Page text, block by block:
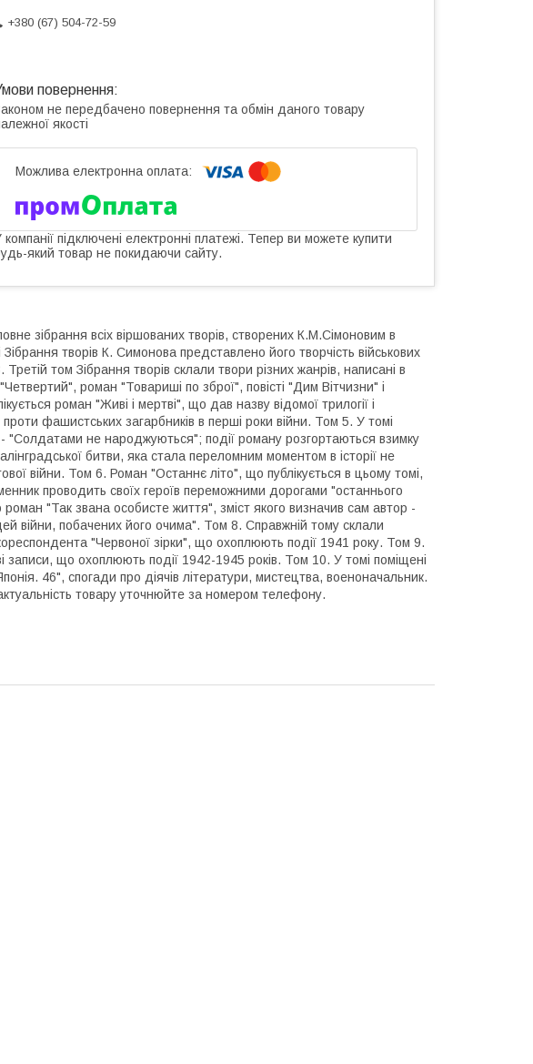
+380 (67) 504-72-59
не передбачено повернення та обмін даного товару
якості
компанії підключені електронні платежі. Тепер ви можете купити
який товар не покидаючи сайту.
зібрання всіх віршованих творів, створених К.М.Сімоновим в
творів К. Симонова представлено його творчість військових
Третій том Зібрання творів склали твори різних жанрів, написані в
роман "Товариші по зброї", повісті "Дим Вітчизни" і
роман "Живі і мертві", що дав назву відомої трилогії і
фашистських загарбників в перші роки війни. Том 5. У томі
- "Солдатами не народжуються"; події роману розгортаються взимку
битви, яка стала переломним моментом в історії не
війни. Том 6. Роман "Останнє літо", що публікується в цьому томі,
проводить своїх героїв переможними дорогами "останнього
"Так звана особисте життя", зміст якого визначив сам автор -
війни, побачених його очима". Том 8. Справжній тому склали
"Червоної зірки", що охоплюють події 1941 року. Том 9.
записи, що охоплюють події 1942-1945 років. Том 10. У томі поміщені
46", спогади про діячів літератури, мистецтва, военоначальник.
товару уточнюйте за номером телефону.